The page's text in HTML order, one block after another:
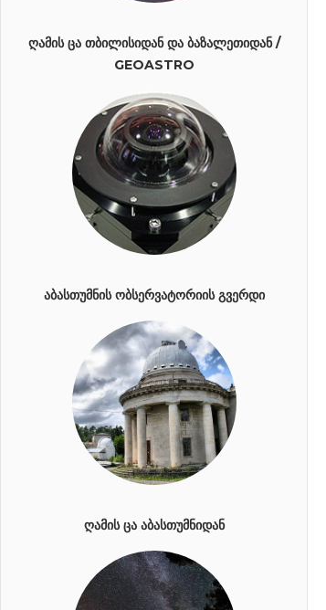
ᲦᲐᲛᲘᲡ ᲪᲐ ᲗᲑᲘᲚᲘᲡᲘᲓᲐᲜ ᲓᲐ ᲑᲐᲖᲐᲚᲔᲗᲘᲓᲐᲜ /
GEOASTRO
ᲐᲑᲐᲡᲗᲣᲛᲜᲘᲡ ᲝᲑᲡᲔᲠᲕᲐᲢᲝᲠᲘᲘᲡ ᲒᲕᲔᲠᲓᲘ
ᲦᲐᲛᲘᲡ ᲪᲐ ᲐᲑᲐᲡᲗᲣᲛᲜᲘᲓᲐᲜ